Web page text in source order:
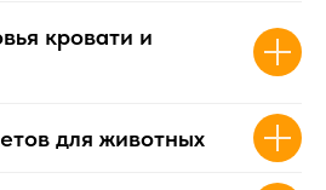
кровати и
для животных